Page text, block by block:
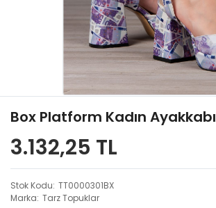
Box Platform Kadın Ayakkabı
3.132,25 TL
Stok Kodu TT0000301BX
Marka Tarz Topuklar